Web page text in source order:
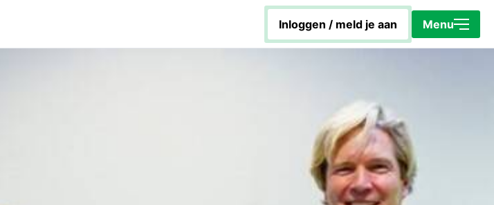
Sluiten
Energiecoach Rob
Hoe werkt het platform?
inloggen / meld je aan Menu